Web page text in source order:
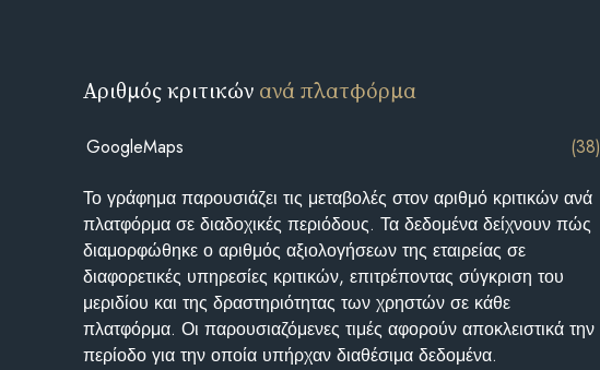
Αριθμός κριτικών ανά πλατφόρμα
GoogleMaps (38)
Το γράφημα παρουσιάζει τις μεταβολές στον αριθμό κριτικών ανά
πλατφόρμα σε διαδοχικές περιόδους. Τα δεδομένα δείχνουν πώς
διαμορφώθηκε ο αριθμός αξιολογήσεων της εταιρείας σε
διαφορετικές υπηρεσίες κριτικών, επιτρέποντας σύγκριση του
μεριδίου και της δραστηριότητας των χρηστών σε κάθε
πλατφόρμα. Οι παρουσιαζόμενες τιμές αφορούν αποκλειστικά την
περίοδο για την οποία υπήρχαν διαθέσιμα δεδομένα.